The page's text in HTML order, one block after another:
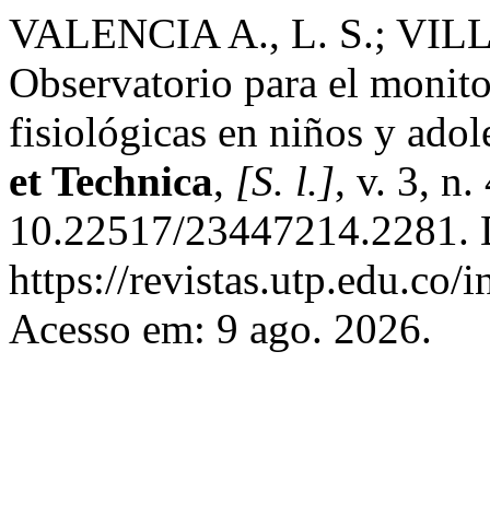
VALENCIA A., L. S.;
Observatorio para el
fisiológicas en niños y
et Technica, [S. l.], v. 3, n.
10.22517/23447214.2281.
https://revistas.utp.edu.co/
Acesso em: 9 ago. 2026.